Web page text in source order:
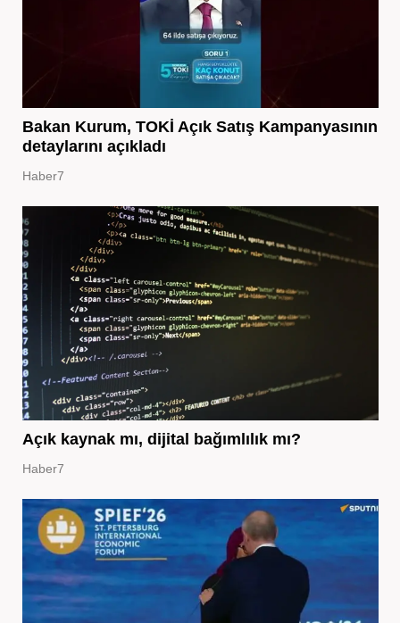
Bakan Kurum, TOKİ Açık Satış Kampanyasının
detaylarını açıkladı
Haber7
Açık kaynak mı, dijital bağımlılık mı?
Haber7